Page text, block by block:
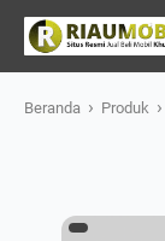
Beranda › Produk ›